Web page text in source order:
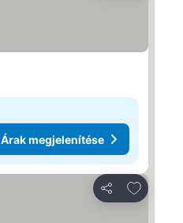
Árak megjelenítése
Megosztás